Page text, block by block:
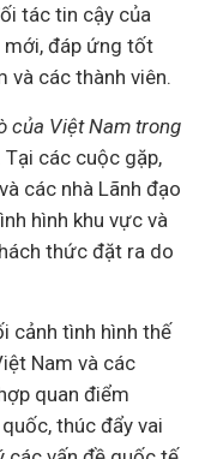
tác tin cậy của
mới, đáp ứng tốt
và các thành viên.
của Việt Nam trong
Tại các cuộc gặp,
các nhà Lãnh đạo
hình khu vực và
thức đặt ra do
cảnh tình hình thế
Nam và các
quan điểm
thúc đẩy vai